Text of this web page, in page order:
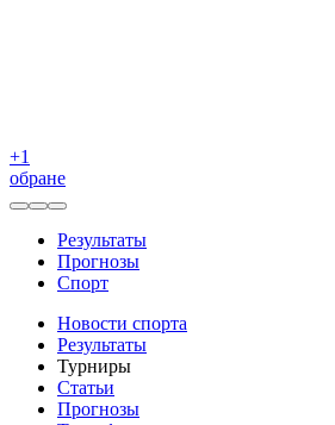
+1
обране
Результаты
Прогнозы
Спорт
Новости спорта
Результаты
Турниры
Статьи
Прогнозы